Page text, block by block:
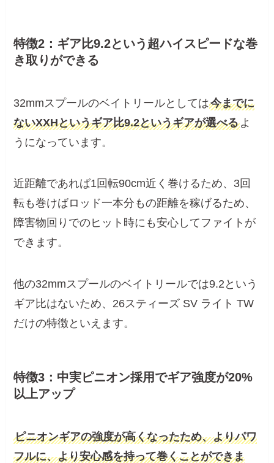
特徴2：ギア比9.2という超ハイスピードな巻
き取りができる
32mmスプールのベイトリールとしては今までに
ないXXHというギア比9.2というギアが選べるよ
うになっています。
近距離であれば1回転90cm近く巻けるため、3回
転も巻けばロッド一本分もの距離を稼げるため、
障害物回りでのヒット時にも安心してファイトが
できます。
他の32mmスプールのベイトリールでは9.2という
ギア比はないため、26スティーズ SV ライト TW
だけの特徴といえます。
特徴3：中実ピニオン採用でギア強度が20%
以上アップ
ピニオンギアの強度が高くなったため、よりパワ
フルに、より安心感を持って巻くことができま